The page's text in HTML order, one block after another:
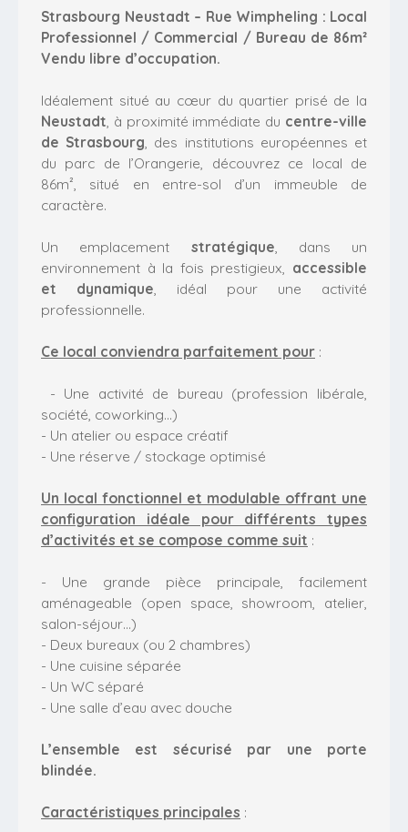
Strasbourg Neustadt – Rue Wimpheling : Local
Professionnel / Commercial / Bureau de 86m²
Vendu libre d’occupation.
Idéalement situé au cœur du quartier prisé de la
Neustadt , à proximité immédiate du centre-ville
de Strasbourg , des institutions européennes et
du parc de l’Orangerie, découvrez ce local de
86m², situé en entre-sol d’un immeuble de
caractère.
Un emplacement stratégique , dans un
environnement à la fois prestigieux, accessible
et dynamique , idéal pour une activité
professionnelle.
Ce local conviendra parfaitement pour :
- Une activité de bureau (profession libérale,
société, coworking…)
- Un atelier ou espace créatif
- Une réserve / stockage optimisé
Un local fonctionnel et modulable offrant une
configuration idéale pour différents types
d’activités et se compose comme suit :
- Une grande pièce principale, facilement
aménageable (open space, showroom, atelier,
salon-séjour…)
- Deux bureaux (ou 2 chambres)
- Une cuisine séparée
- Un WC séparé
- Une salle d’eau avec douche
L’ensemble est sécurisé par une porte
blindée.
Caractéristiques principales :